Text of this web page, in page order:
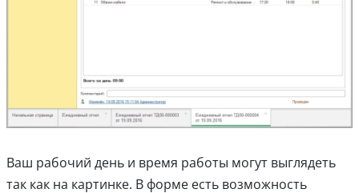
Ваш рабочий день и время работы могут выглядеть
так как на картинке. В форме есть возможность